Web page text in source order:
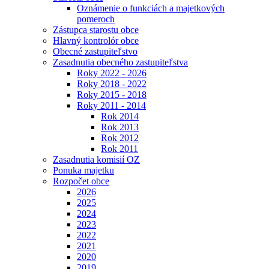
Oznámenie o funkciách a majetkových
pomeroch
Zástupca starostu obce
Hlavný kontrolór obce
Obecné zastupiteľstvo
Zasadnutia obecného zastupiteľstva
Roky 2022 - 2026
Roky 2018 - 2022
Roky 2015 - 2018
Roky 2011 - 2014
Rok 2014
Rok 2013
Rok 2012
Rok 2011
Zasadnutia komisií OZ
Ponuka majetku
Rozpočet obce
2026
2025
2024
2023
2022
2021
2020